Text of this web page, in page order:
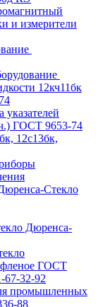
измерители
12кч11бк
указателей
ГОСТ 9653-74
12с13бк,
Стекло
Дюренса-
ГОСТ
67-32-92
промышленных
88